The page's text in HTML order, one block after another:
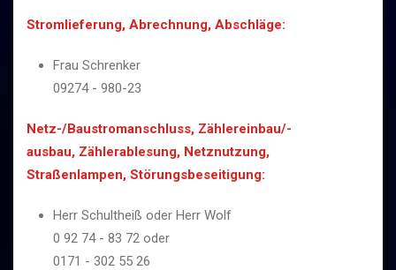
Stromlieferung, Abrechnung, Abschläge:
Frau Schrenker
09274 - 980-23
Netz-/Baustromanschluss, Zählereinbau/-
ausbau, Zählerablesung, Netznutzung,
Straßenlampen, Störungsbeseitigung:
Herr Schultheiß oder Herr Wolf
0 92 74 - 83 72 oder
0171 - 302 55 26